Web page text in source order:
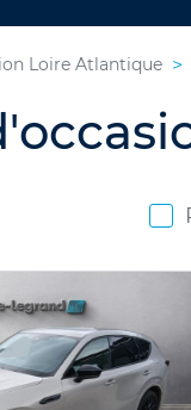
Loire Atlantique